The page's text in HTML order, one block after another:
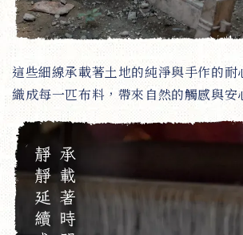
這些細線承載著土地的純淨與手作的耐
織成每一匹布料，帶來自然的觸感與安